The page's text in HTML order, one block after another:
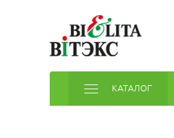
КАТАЛОГ